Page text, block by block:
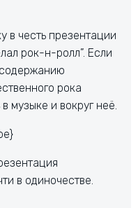
в честь презентации
рок-н-ролл”. Если
рока
музыке и вокруг неё.
в одиночестве.